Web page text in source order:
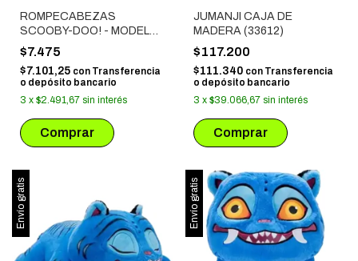
ROMPECABEZAS
SCOOBY-DOO! - MODELO
3 (60 PIEZAS)
$7.475
$7.101,25 con Transferencia
o depósito bancario
3 x $2.491,67 sin interés
JUMANJI CAJA DE
MADERA (33612)
$117.200
$111.340 con Transferencia
o depósito bancario
3 x $39.066,67 sin interés
Envío gratis Envío gratis